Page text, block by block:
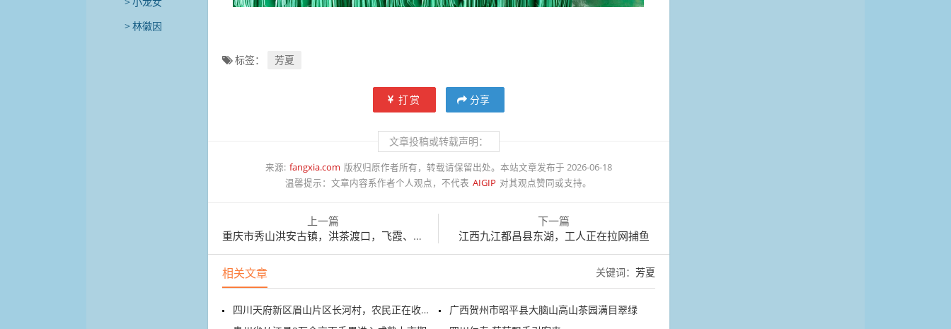
林徽因
标签： 芳夏
打赏 分享
文章投稿或转载声明：
来源: fangxia.com 版权归原作者所有，转载请保留出处。本站文章发布于 2026-06-18
温馨提示：文章内容系作者个人观点，不代表 AIGIP 对其观点赞同或支持。
上一篇
重庆市秀山洪安古镇，洪茶渡口，飞霞、古建、碧水相融
下一篇
江西九江都昌县东湖，工人正在拉网捕鱼
相关文章 关键词： 芳夏
四川天府新区眉山片区长河村，农民正在收获小龙虾
广西贺州市昭平县大脑山高山茶园满目翠绿